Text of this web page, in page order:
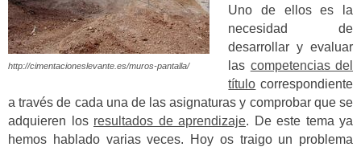
http://cimentacioneslevante.es/muros-pantalla/
Uno de ellos es la
necesidad de
desarrollar y evaluar
las competencias del
título correspondiente
a través de cada una de las asignaturas y comprobar que se
adquieren los resultados de aprendizaje. De este tema ya
hemos hablado varias veces. Hoy os traigo un problema